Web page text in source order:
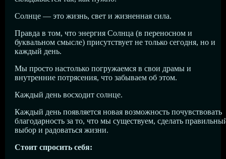
Солнце — это жизнь, свет и жизненная сила.
Правда в том, что энергия Солнца (в переносном и
буквальном смысле) присутствует не только сегодня, но и
каждый день.
Мы просто настолько погружаемся в свои драмы и
внутренние потрясения, что забываем об этом.
Каждый день восходит солнце.
Каждый день появляется новая возможность почувствовать
благодарность за то, что мы существуем, сделать
выбор и радоваться жизни.
Стоит спросить себя: